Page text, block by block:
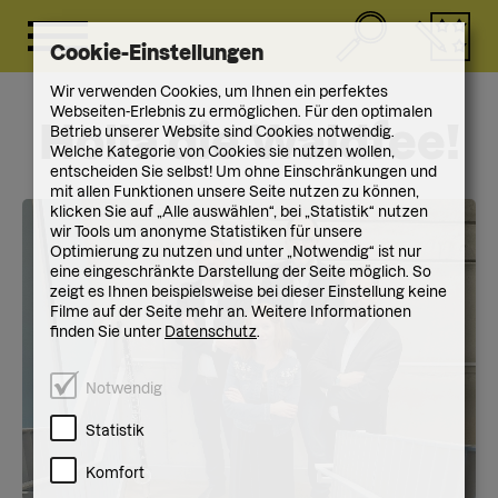
Holla die Waldfee!
Cookie-Einstellungen
Wir verwenden Cookies, um Ihnen ein perfektes
Webseiten-Erlebnis zu ermöglichen. Für den optimalen
Betrieb unserer Website sind Cookies notwendig.
Welche Kategorie von Cookies sie nutzen wollen,
entscheiden Sie selbst! Um ohne Einschränkungen und
mit allen Funktionen unsere Seite nutzen zu können,
klicken Sie auf „Alle auswählen“, bei „Statistik“ nutzen
wir Tools um anonyme Statistiken für unsere
Optimierung zu nutzen und unter „Notwendig“ ist nur
eine eingeschränkte Darstellung der Seite möglich. So
zeigt es Ihnen beispielsweise bei dieser Einstellung keine
Filme auf der Seite mehr an. Weitere Informationen
finden Sie unter Datenschutz.
Notwendig
Statistik
Komfort